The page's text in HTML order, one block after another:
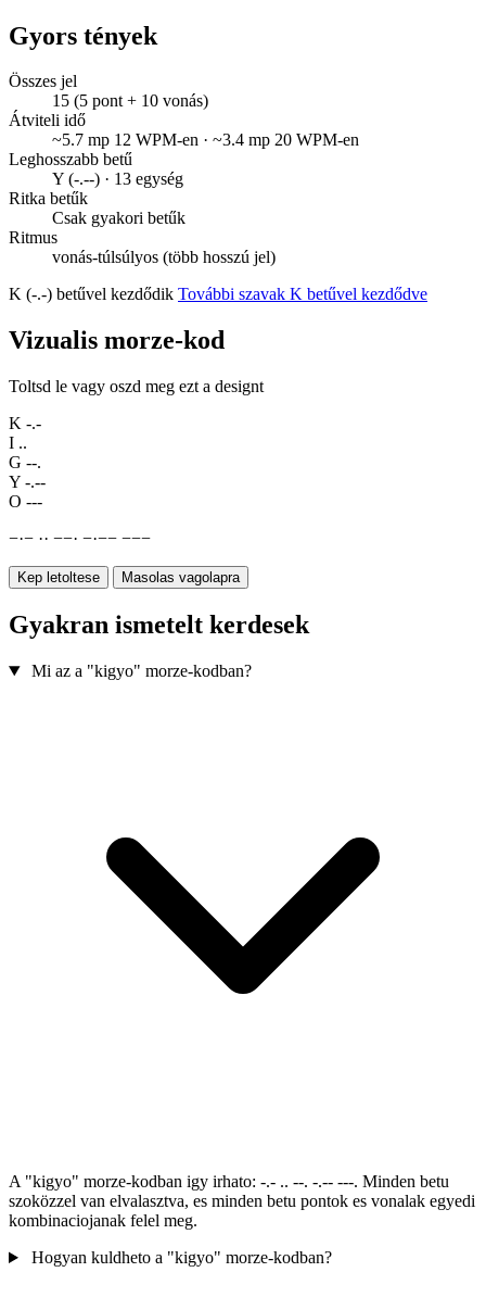
Gyors tények
Összes jel
15 (5 pont + 10 vonás)
Átviteli idő
~5.7 mp 12 WPM-en · ~3.4 mp 20 WPM-en
Leghosszabb betű
Y (-.--) · 13 egység
Ritka betűk
Csak gyakori betűk
Ritmus
vonás-túlsúlyos (több hosszú jel)
K (-.-) betűvel kezdődik További szavak K betűvel kezdődve
Vizualis morze-kod
Toltsd le vagy oszd meg ezt a designt
K -.-
I ..
G --.
Y -.--
O ---
−·− ·· −−· −·−− −−−
Kep letoltese Masolas vagolapra
Gyakran ismetelt kerdesek
Mi az a "kigyo" morze-kodban?
A "kigyo" morze-kodban igy irhato: -.- .. --. -.-- ---. Minden betu
szoközzel van elvalasztva, es minden betu pontok es vonalak egyedi
kombinaciojanak felel meg.
Hogyan kuldheto a "kigyo" morze-kodban?